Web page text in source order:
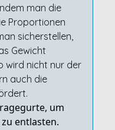
man die
Proportionen
sicherstellen,
Gewicht
wird nicht nur der
auch die
um
entlasten.